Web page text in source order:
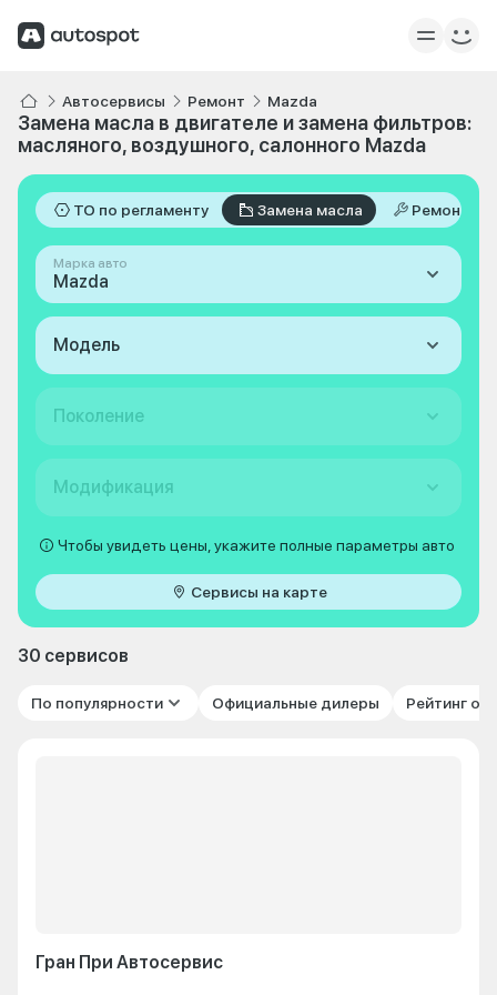
Автосервисы Ремонт Mazda
Замена масла в двигателе и замена фильтров:
масляного, воздушного, салонного Mazda
ТО по регламенту Замена масла Ремонт
Марка авто
Mazda
Модель
Поколение
Модификация
Чтобы увидеть цены, укажите полные параметры авто
Сервисы на карте
30 сервисов
По популярности Официальные дилеры Рейтинг
Гран При Автосервис